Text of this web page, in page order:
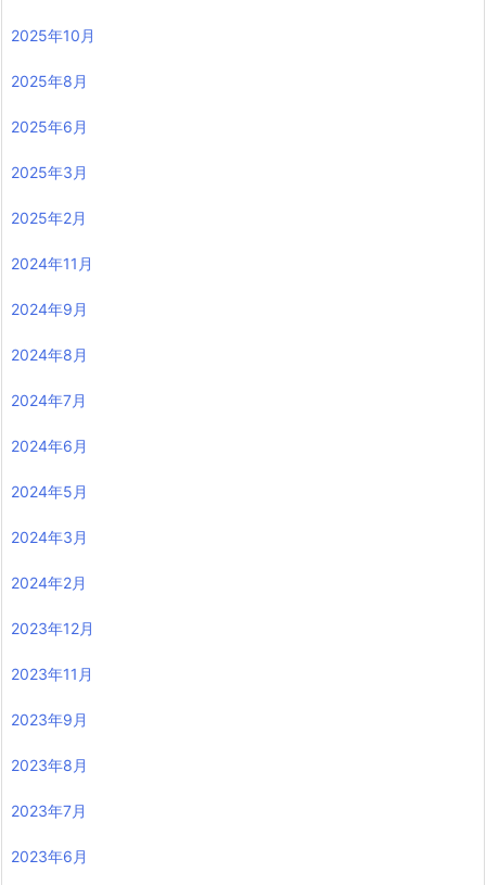
2025年10月
2025年8月
2025年6月
2025年3月
2025年2月
2024年11月
2024年9月
2024年8月
2024年7月
2024年6月
2024年5月
2024年3月
2024年2月
2023年12月
2023年11月
2023年9月
2023年8月
2023年7月
2023年6月